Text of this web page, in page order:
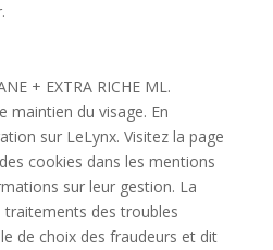
+ EXTRA RICHE ML.
maintien du visage. En
sur LeLynx. Visitez la page
cookies dans les mentions
sur leur gestion. La
traitements des troubles
de choix des fraudeurs et dit